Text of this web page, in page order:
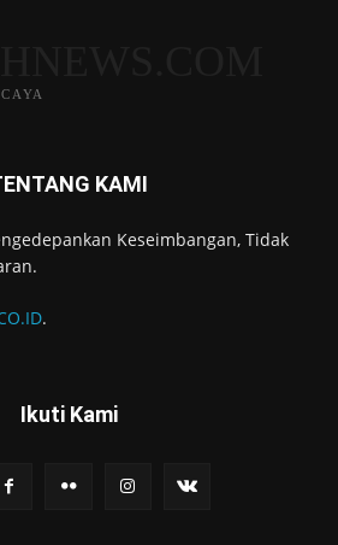
KAMI
Keseimbangan, Tidak
.
Ikuti Kami